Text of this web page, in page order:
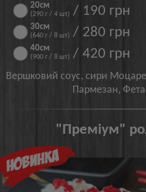
20см
(290 г / 4 шт) / 190 грн
30см
(640 г / 8 шт) / 280 грн
40см
(900 г / 8 шт) / 420 грн
Вершковий соус, сири
Пармезан,
"Преміум"